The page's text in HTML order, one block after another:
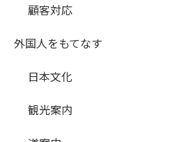
顧客対応
外国人をもてなす
日本文化
観光案内